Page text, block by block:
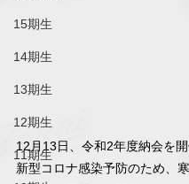
15期生
14期生
13期生
12期生
11期生
12月13日、令和2年度納会を開
新型コロナ感染予防のため、